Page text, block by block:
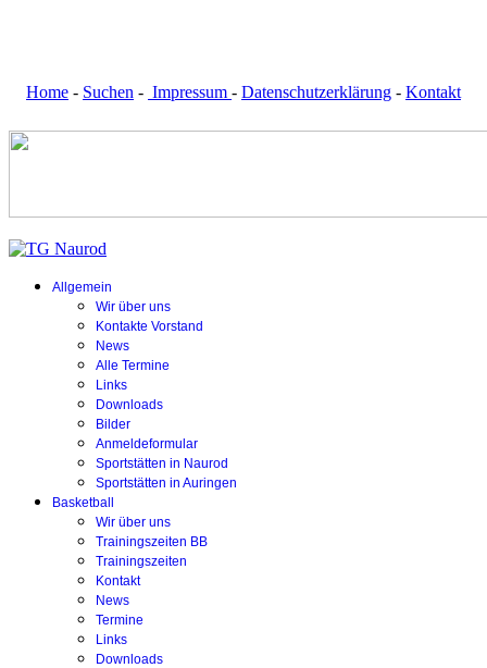
Home - Suchen - Impressum - Datenschutzerklärung - Kontakt
Allgemein
Wir über uns
Kontakte Vorstand
News
Alle Termine
Links
Downloads
Bilder
Anmeldeformular
Sportstätten in Naurod
Sportstätten in Auringen
Basketball
Wir über uns
Trainingszeiten BB
Trainingszeiten
Kontakt
News
Termine
Links
Downloads